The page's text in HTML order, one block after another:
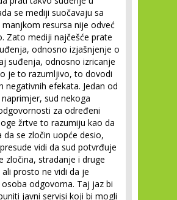
se mediji suočavaju sa
resursa nije odveć
Zato mediji najčešće prate
odnosno izjašnjenje o
suđenja, odnosno izricanje
je to razumljivo, to dovodi
negativnih efekata. Jedan od
sud nekoga
za određeni
žrtve to razumiju kao da
da se zločin uopće desio,
vidi da sud potvrđuje
zločina, stradanje i druge
prosto ne vidi da je
odgovorna. Taj jaz bi
javni servisi koji bi mogli